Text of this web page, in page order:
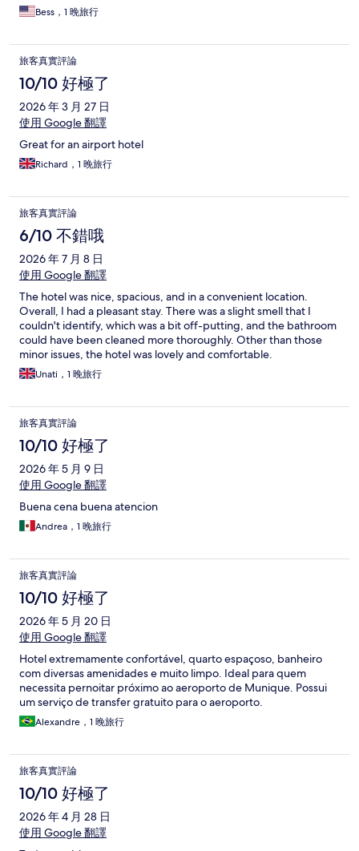
Bess，1 晚旅行
旅客真實評論
10/10 好極了
2026 年 3 月 27 日
使用 Google 翻譯
Great for an airport hotel
Richard，1 晚旅行
旅客真實評論
6/10 不錯哦
2026 年 7 月 8 日
使用 Google 翻譯
The hotel was nice, spacious, and in a convenient location.
Overall, I had a pleasant stay. There was a slight smell that I
couldn't identify, which was a bit off-putting, and the bathroom
could have been cleaned more thoroughly. Other than those
minor issues, the hotel was lovely and comfortable.
Unati，1 晚旅行
旅客真實評論
10/10 好極了
2026 年 5 月 9 日
使用 Google 翻譯
Buena cena buena atencion
Andrea，1 晚旅行
旅客真實評論
10/10 好極了
2026 年 5 月 20 日
使用 Google 翻譯
Hotel extremamente confortável, quarto espaçoso, banheiro
com diversas amenidades e muito limpo. Ideal para quem
necessita pernoitar próximo ao aeroporto de Munique. Possui
um serviço de transfer gratuito para o aeroporto.
Alexandre，1 晚旅行
旅客真實評論
10/10 好極了
2026 年 4 月 28 日
使用 Google 翻譯